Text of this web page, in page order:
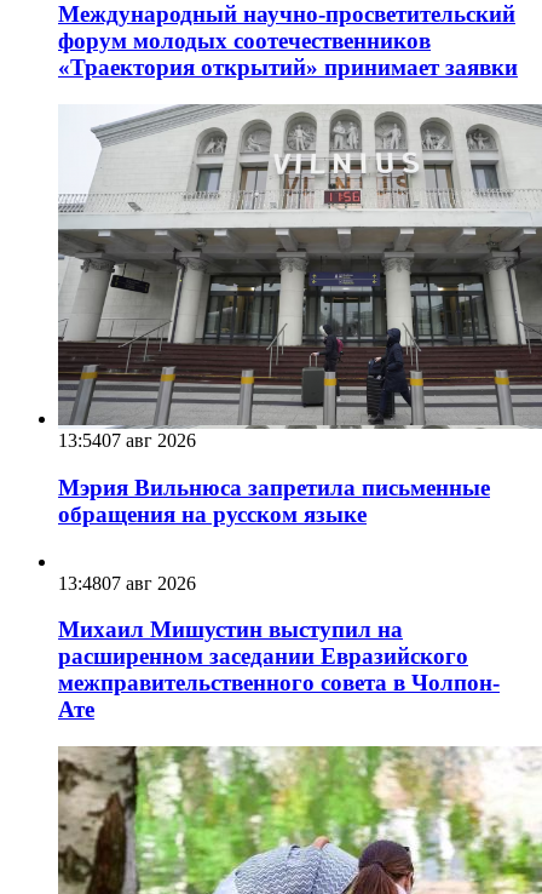
Международный научно-просветительский
форум молодых соотечественников
«Траектория открытий» принимает заявки
13:5407 авг 2026
Мэрия Вильнюса запретила письменные
обращения на русском языке
13:4807 авг 2026
Михаил Мишустин выступил на
расширенном заседании Евразийского
межправительственного совета в Чолпон-
Ате